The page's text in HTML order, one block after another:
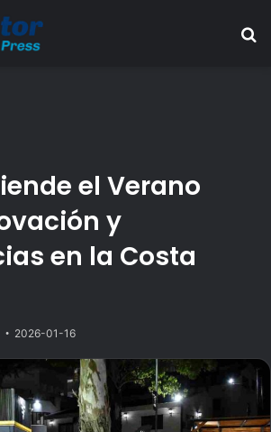
el Verano
y
en la Costa
2026-01-16